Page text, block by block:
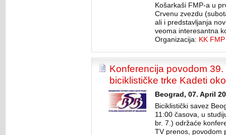
Košarkaši FMP-a u
Crvenu zvezdu
ali i predstavljanja
veoma interesantna
Organizacija: KK FMP
Konferencija povodom
biciklističke trke Kadeti
Beograd, 07. April
Biciklistički savez
11:00 časova, u
br. 7.) održaće
TV prenos, povodom